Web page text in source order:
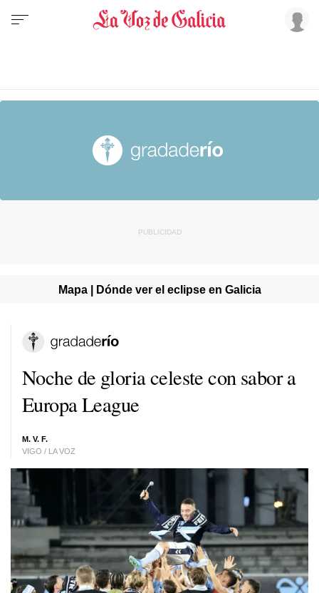
Mapa | Dónde ver el eclipse en Galicia
Noche de gloria celeste con sabor a
Europa League
M. V. F.
VIGO / LA VOZ